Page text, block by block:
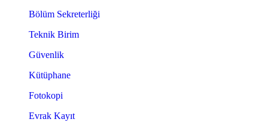
Bölüm Sekreterliği
Teknik Birim
Güvenlik
Kütüphane
Fotokopi
Evrak Kayıt